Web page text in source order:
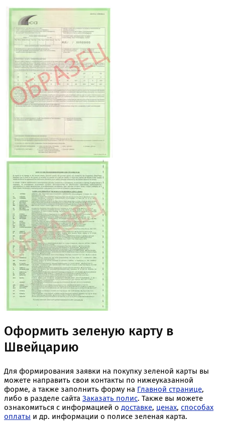
Оформить зеленую карту в
Швейцарию
Для формирования заявки на покупку зеленой карты вы
можете направить свои контакты по нижеуказанной
форме, а также заполнить форму на Главной странице,
либо в разделе сайта Заказать полис. Также вы можете
ознакомиться с информацией о доставке, ценах, способах
оплаты и др. информации о полисе зеленая карта.